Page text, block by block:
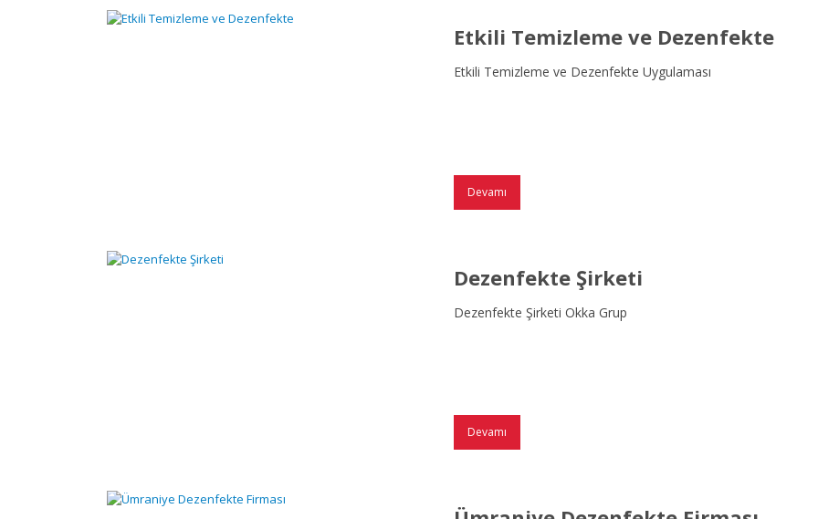
Etkili Temizleme ve Dezenfekte
Etkili Temizleme ve Dezenfekte Uygulaması
Devamı
Dezenfekte Şirketi
Dezenfekte Şirketi Okka Grup
Devamı